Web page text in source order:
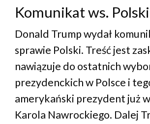
Komunikat ws. Polski
Donald Trump wydał
sprawie Polski. Treść jest
nawiązuje do ostatnich
prezydenckich w Polsce i
amerykański prezydent już
Karola Nawrockiego. Dalej